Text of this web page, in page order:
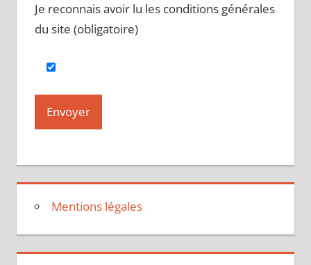
Je reconnais avoir lu les conditions générales
du site (obligatoire)
Mentions légales